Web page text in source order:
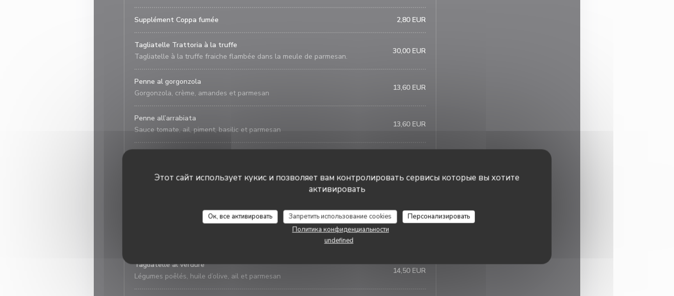
Этот сайт использует кукис и позволяет вам контролировать сервисы которые вы хотите
активировать
Ок, все активировать Запретить использование cookies
Персонализировать
Политика конфиденциальности
undefined
Supplément Coppa fumée 2,80 EUR
Tagliatelle Trattoria à la truffe
Tagliatelle à la truffe fraiche flambée dans la meule de parmesan.
30,00 EUR
Penne al gorgonzola
Gorgonzola, crème, amandes et parmesan
13,60 EUR
Penne all’arrabiata
Sauce tomate, ail, piment, basilic et parmesan
13,60 EUR
Tagliatelle al verdure
Légumes poêlés, huile d’olive, ail et parmesan
14,50 EUR
La Trattoria